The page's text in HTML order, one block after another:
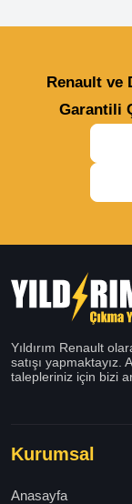
Renault ve
Garantili
Yıldırım Renault
satışı
talepleriniz için bizi
Kurumsal
Anasayfa